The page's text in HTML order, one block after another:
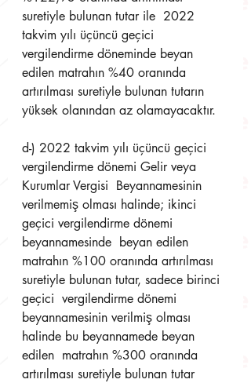
suretiyle bulunan tutar ile  2022
takvim yılı üçüncü geçici
vergilendirme döneminde beyan
edilen matrahın %40 oranında
artırılması suretiyle bulunan tutarın
yüksek olanından az olamayacaktır.
d-) 2022 takvim yılı üçüncü geçici
vergilendirme dönemi Gelir veya
Kurumlar Vergisi  Beyannamesinin
verilmemiş olması halinde; ikinci
geçici vergilendirme dönemi
beyannamesinde  beyan edilen
matrahın %100 oranında artırılması
suretiyle bulunan tutar, sadece birinci
geçici  vergilendirme dönemi
beyannamesinin verilmiş olması
halinde bu beyannamede beyan
edilen  matrahın %300 oranında
artırılması suretiyle bulunan tutar